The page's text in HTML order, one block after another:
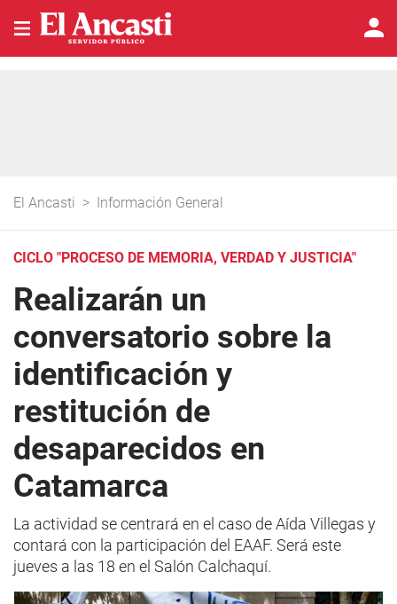
El Ancasti > Información General
CICLO "PROCESO DE MEMORIA, VERDAD Y JUSTICIA"
Realizarán un
conversatorio sobre la
identificación y
restitución de
desaparecidos en
Catamarca
La actividad se centrará en el caso de Aída Villegas y
contará con la participación del EAAF. Será este
jueves a las 18 en el Salón Calchaquí.